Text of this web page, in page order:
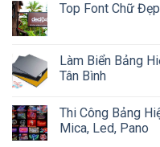
Top Font Chữ
Làm Biển Bảng
Tân Bình
Thi Công Bảng
Mica, Led, Pano